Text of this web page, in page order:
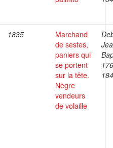
1835
Marchand
de sestes,
paniers qui
se portent
sur la tête.
Nègre
vendeurs
de volaille